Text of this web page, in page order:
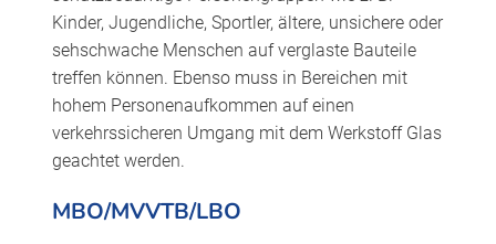
Kinder, Jugendliche, Sportler, ältere, unsichere oder
sehschwache Menschen auf verglaste Bauteile
treffen können. Ebenso muss in Bereichen mit
hohem Personenaufkommen auf einen
verkehrssicheren Umgang mit dem Werkstoff Glas
geachtet werden.
MBO/MVVTB/LBO